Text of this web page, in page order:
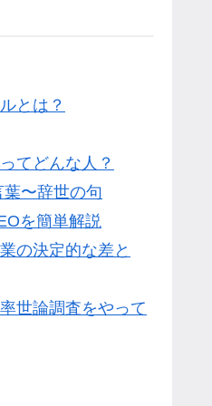
とは？
てどんな人？
〜辞世の句
を簡単解説
の決定的な差と
世論調査をやって